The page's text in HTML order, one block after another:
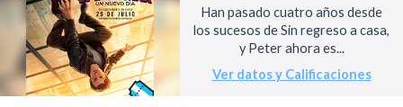
Han pasado cuatro años desde
los sucesos de Sin regreso a casa,
y Peter ahora es...
Ver datos y Calificaciones